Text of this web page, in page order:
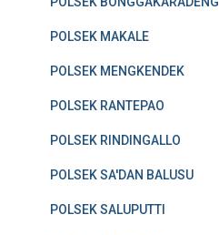
POLSEK MAKALE
POLSEK MENGKENDEK
POLSEK RANTEPAO
POLSEK RINDINGALLO
POLSEK SA'DAN BALUSU
POLSEK SALUPUTTI